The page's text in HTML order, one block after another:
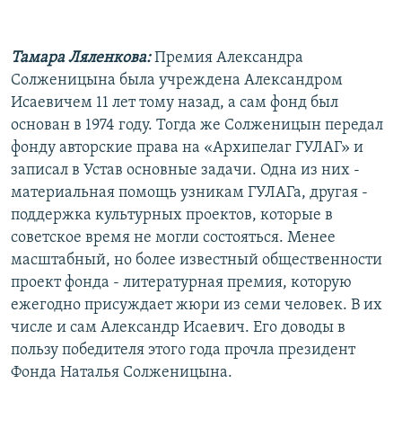
Тамара Ляленкова:Премия Александра
Солженицына была учреждена Александром
Исаевичем 11 лет тому назад, а сам фонд был
основан в 1974 году. Тогда же Солженицын передал
фонду авторские права на «Архипелаг ГУЛАГ» и
записал в Устав основные задачи. Одна из них -
материальная помощь узникам ГУЛАГа, другая -
поддержка культурных проектов, которые в
советское время не могли состояться. Менее
масштабный, но более известный общественности
проект фонда - литературная премия, которую
ежегодно присуждает жюри из семи человек. В их
числе и сам Александр Исаевич. Его доводы в
пользу победителя этого года прочла президент
Фонда Наталья Солженицына.